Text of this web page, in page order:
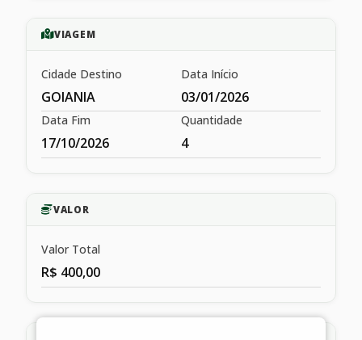
VIAGEM
Cidade Destino
GOIANIA
Data Início
03/01/2026
Data Fim
17/10/2026
Quantidade
4
VALOR
Valor Total
R$ 400,00